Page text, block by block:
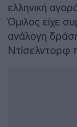
ελληνική
Όμιλος είχε
ανάλογη
Ντίσελντορφ